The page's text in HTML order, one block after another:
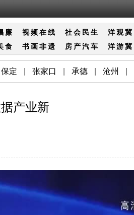
廉 视频在线 社会 民生 洋观冀
食 书画非遗 房产汽车 洋游冀
保定 张家口 承德 沧州
产业新